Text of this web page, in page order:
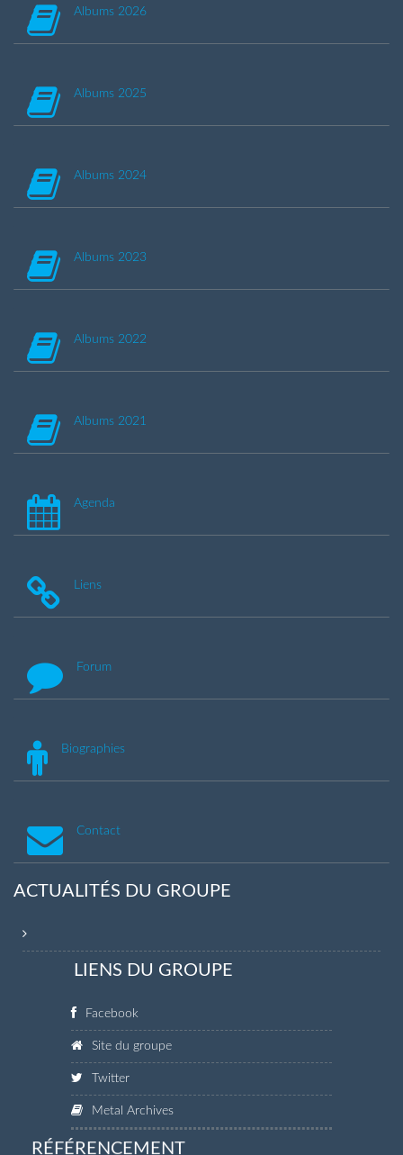
Albums 2026
Albums 2025
Albums 2024
Albums 2023
Albums 2022
Albums 2021
Agenda
Liens
Forum
Biographies
Contact
ACTUALITÉS DU GROUPE
LIENS DU GROUPE
Facebook
Site du groupe
Twitter
Metal Archives
RÉFÉRENCEMENT